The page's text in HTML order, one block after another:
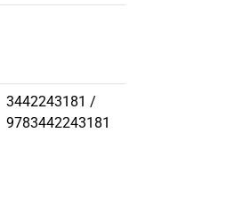
3442243181 /
9783442243181